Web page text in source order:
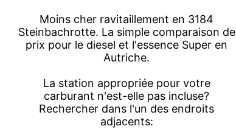
Moins cher ravitaillement en 3184
Steinbachrotte. La simple comparaison de
prix pour le diesel et l'essence Super en
Autriche.
La station appropriée pour votre
carburant n'est-elle pas incluse?
Rechercher dans l'un des endroits
adjacents: